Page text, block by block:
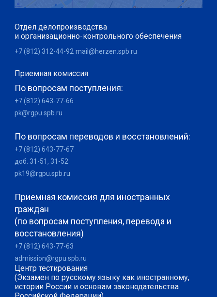
Отдел делопроизводства
и организационно-контрольного обеспечения
+7 (812) 312-44-92 mail@herzen.spb.ru
Приемная комиссия
По вопросам поступления:
+7 (812) 643-77-66
pk@rgpu.spb.ru
По вопросам переводов и восстановлений:
+7 (812) 643-77-67
доб. 31-51, 31-52
pk19@rgpu.spb.ru
Приемная комиссия для иностранных
граждан
(по вопросам поступления, перевода и
восстановления)
+7 (812) 643-77-63
admission@rgpu.spb.ru
Центр тестирования
(Экзамен по русскому языку как иностранному,
истории России и основам законодательства